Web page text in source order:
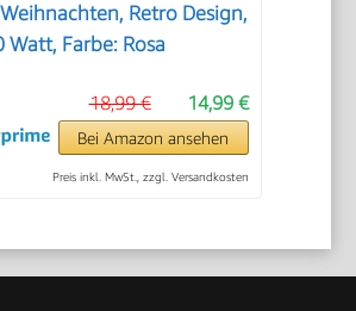
Retro Design,
Watt, Farbe: Rosa
14,99 €
18,99 €
Bei Amazon ansehen
Preis inkl. MwSt., zzgl. Versandkosten